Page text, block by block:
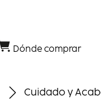
Dónde comprar
Cuidado y